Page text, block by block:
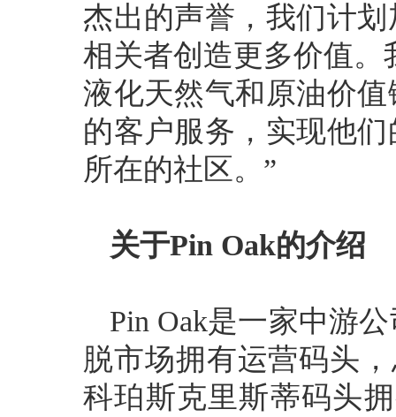
杰出的声誉，我们计
相关者创造更多价值。
液化天然气和原油价
的客户服务，实现他
所在的社区。”
关于Pin Oak的介绍
Pin Oak是一家中游
脱市场拥有运营码头
科珀斯克里斯蒂码头